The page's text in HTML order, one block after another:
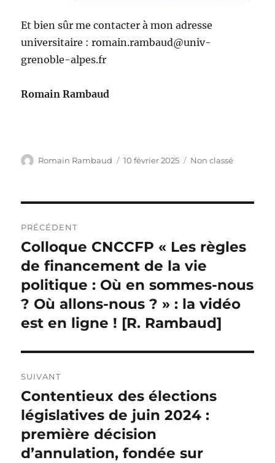
Et bien sûr me contacter à mon adresse
universitaire : romain.rambaud@univ-
grenoble-alpes.fr
Romain Rambaud
Auteur
Romain Rambaud
Publié
10 février 2025 Catégories
Non classé
de
l’article
PRÉCÉDENT
Publication
précédente :
Colloque CNCCFP « Les règles
de financement de la vie
politique : Où en sommes-nous
? Où allons-nous ? » : la vidéo
est en ligne ! [R. Rambaud]
SUIVANT
Publication
suivante :
Contentieux des élections
législatives de juin 2024 :
première décision
d’annulation, fondée sur